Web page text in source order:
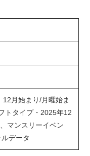
月始まり/月曜始ま
トタイプ・2025年12
マンスリーイベン
データ